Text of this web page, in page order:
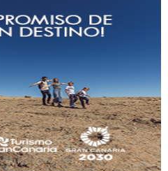
hace menos de un mes, es muy